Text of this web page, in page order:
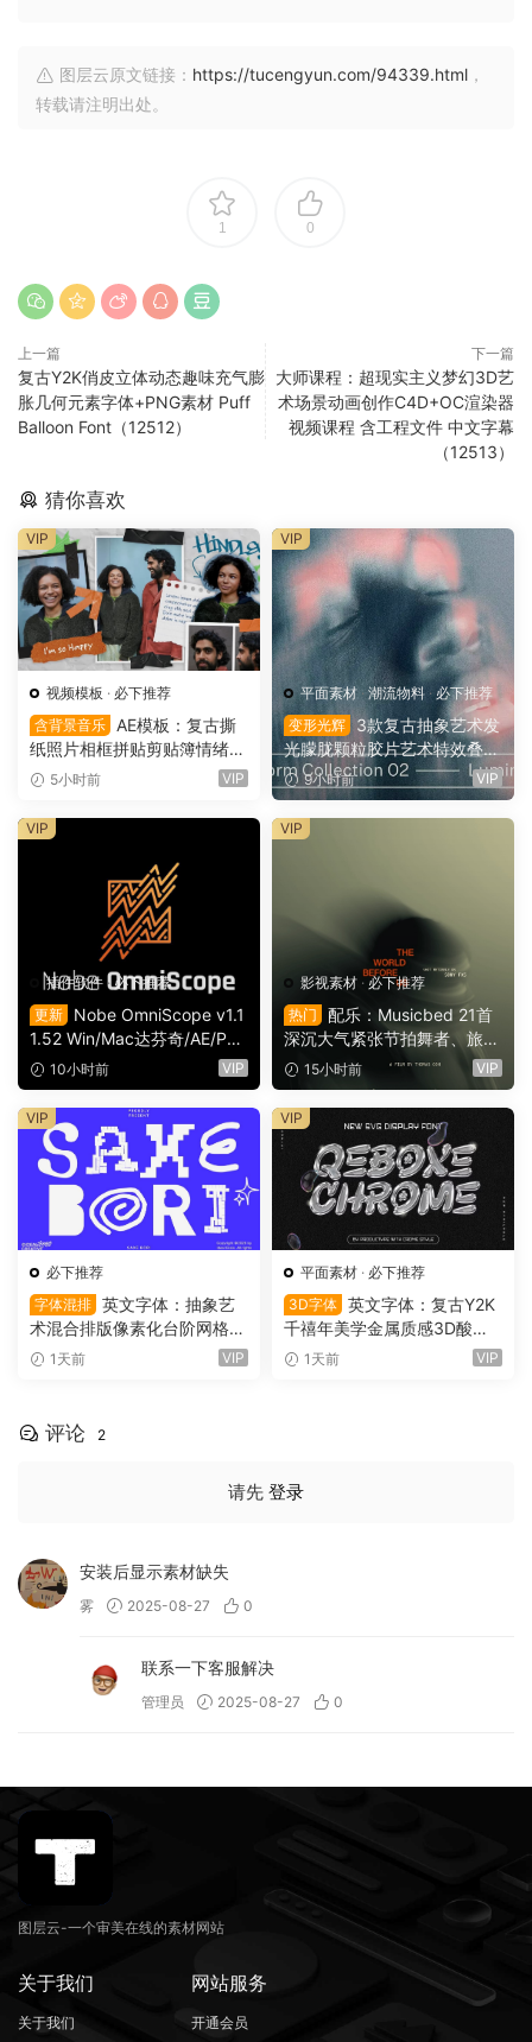
图层云原文链接： https://tucengyun.com/94339.html ，
转载请注明出处。
1 0
上一篇
复古Y2K俏皮立体动态趣味充气膨
胀几何元素字体+PNG素材 Puff
Balloon Font（12512）
下一篇
大师课程：超现实主义梦幻3D艺
术场景动画创作C4D+OC渲染器
视频课程 含工程文件 中文字幕
（12513）
猜你喜欢
视频模板 · 必下推荐
含背景音乐
AE模板：复古撕
纸照片相框拼贴剪贴簿情绪板
旅游日记手账电影VLOG短片
5小时前 VIP
VIP
平面素材· 潮流物料 · 必下推荐
变形光辉
3款复古抽象艺术发
光朦胧颗粒胶片艺术特效叠加
PSD特效样机组合 Orbyt Stu
dio – Transform Collection 0
2 – Luminous（16162）
9小时前 VIP
VIP
插件软件 ·必下推荐
更新
Nobe OmniScope v1.1
1.52 Win/Mac达芬奇/AE/PR/
OFX视频调色万能示波器插件
（9753）
10小时前 VIP
VIP
影视素材 ·必下推荐
热门
配乐：Musicbed 21首
深沉大气紧张节拍舞者、旅行
场景商业电影广告宣传配乐B
GM视频背景音乐素材（1616
1）
15小时前 VIP
VIP
必下推荐
字体混排 英文字体：抽象艺
术混合排版像素化台阶网格状
手绘螺旋有机曲线版面设计封
1天前 VIP
VIP
平面素材 · 必下推荐
3D字体 英文字体：复古Y2K
千禧年美学金属质感3D酸性
镀铬文字LOGO标题封面海报
1天前 VIP
VIP
评论 2
请先 登录
安装后显示素材缺失
雾 2025-08-27 0
联系一下客服解决
管理员 2025-08-27 0
图层云-一个审美在线的素材网站
关于我们
关于我们
网站服务
开通会员